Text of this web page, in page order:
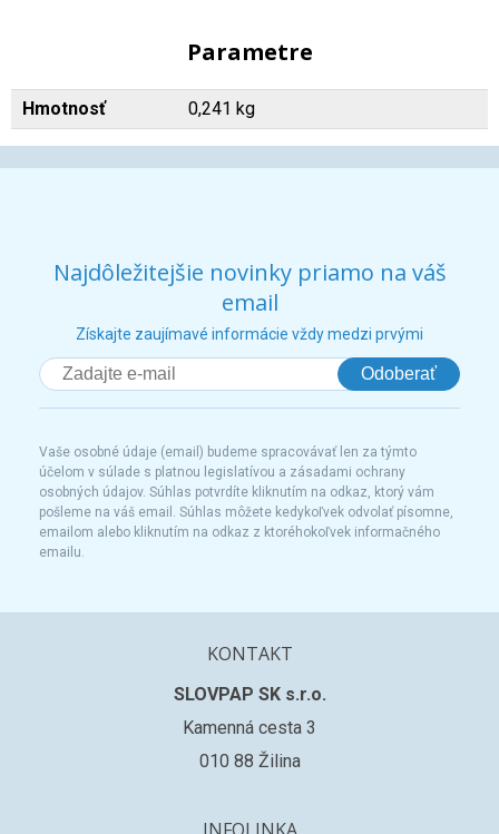
Parametre
Hmotnosť 0,241 kg
Najdôležitejšie novinky priamo na váš
email
Získajte zaujímavé informácie vždy medzi prvými
Odoberať
Vaše osobné údaje (email) budeme spracovávať len za týmto
účelom v súlade s platnou legislatívou a zásadami ochrany
osobných údajov. Súhlas potvrdíte kliknutím na odkaz, ktorý vám
pošleme na váš email. Súhlas môžete kedykoľvek odvolať písomne,
emailom alebo kliknutím na odkaz z ktoréhokoľvek informačného
emailu.
KONTAKT
SLOVPAP SK s.r.o.
Kamenná cesta 3
010 88 Žilina